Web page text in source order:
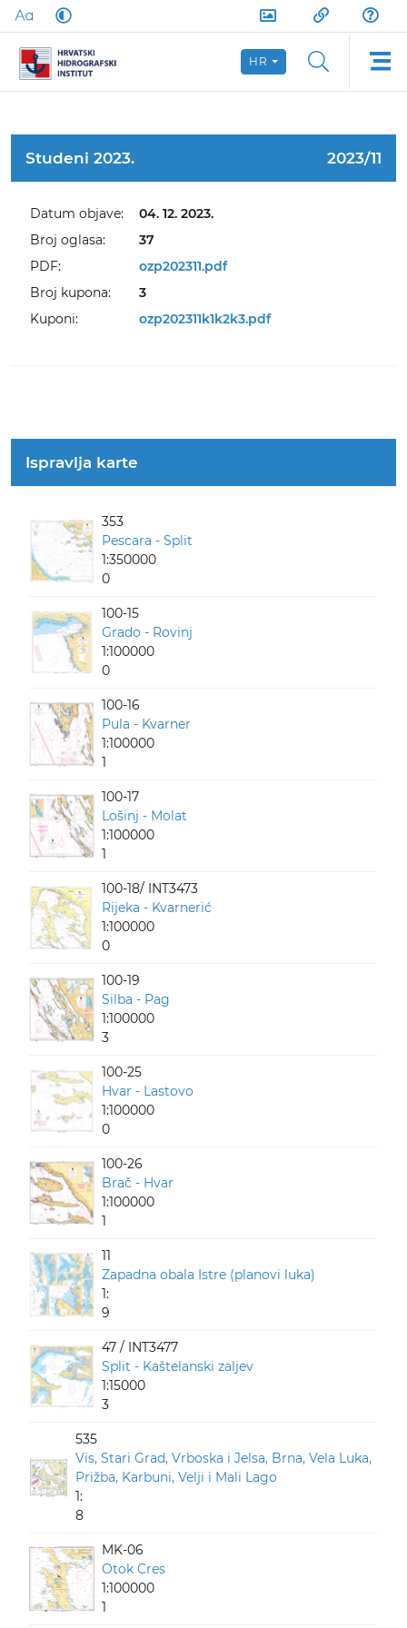
HR
Studeni 2023. 2023/11
Datum objave:
04. 12. 2023.
Broj oglasa:
37
PDF:
ozp202311.pdf
Broj kupona:
3
Kuponi:
ozp202311k1k2k3.pdf
Ispravlja karte
353
Pescara - Split
1:350000
0
100-15
Grado - Rovinj
1:100000
0
100-16
Pula - Kvarner
1:100000
1
100-17
Lošinj - Molat
1:100000
1
100-18/ INT3473
Rijeka - Kvarnerić
1:100000
0
100-19
Silba - Pag
1:100000
3
100-25
Hvar - Lastovo
1:100000
0
100-26
Brač - Hvar
1:100000
1
11
Zapadna obala Istre (planovi luka)
1:
9
47 / INT3477
Split - Kaštelanski zaljev
1:15000
3
535
Vis, Stari Grad, Vrboska i Jelsa, Brna, Vela Luka,
Prižba, Karbuni, Velji i Mali Lago
1:
8
MK-06
Otok Cres
1:100000
1